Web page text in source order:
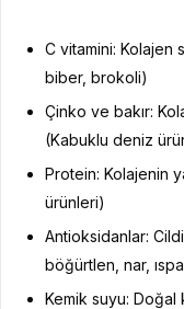
C vitamini: Kolajen
biber, brokoli)
Çinko ve bakır:
(Kabuklu deniz
Protein: Kolajenin
ürünleri)
Antioksidanlar:
böğürtlen, nar,
Kemik suyu: Doğal